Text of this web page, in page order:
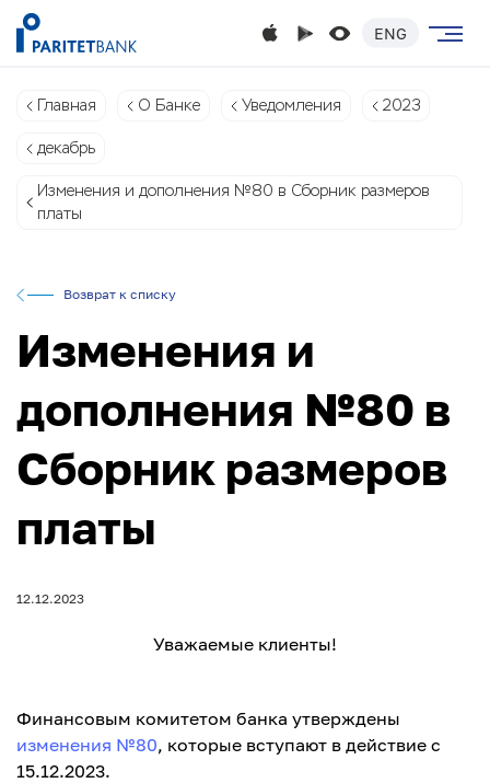
ENG
Главная О Банке Уведомления 2023
декабрь
Изменения и дополнения №80 в Сборник размеров
платы
Возврат к списку
Изменения и
дополнения №80 в
Сборник размеров
платы
12.12.2023
Уважаемые клиенты!
Финансовым комитетом банка утверждены
изменения №80, которые вступают в действие с
15.12.2023.